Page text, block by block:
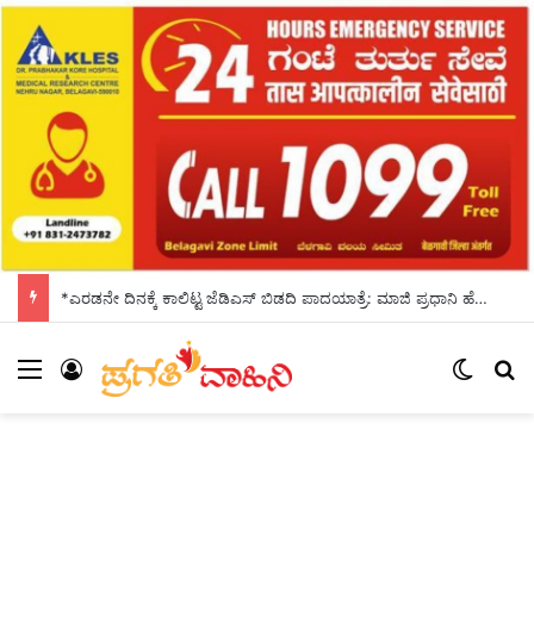
*ಎರಡನೇ ದಿನಕ್ಕೆ ಕಾಲಿಟ್ಟ ಜೆಡಿಎಸ್ ಬಿಡದಿ ಪಾದಯಾತ್ರೆ: ಮಾಜಿ ಪ್ರಧಾನಿ ಹೆಚ್.ಡಿ.ದೇವೇಗೌಡ ಸಾಥ್*
Menu Log In